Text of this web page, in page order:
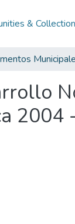
&
2004